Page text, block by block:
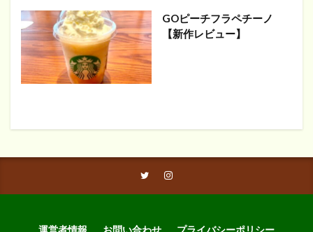
GOピーチフラペチーノ
【新作レビュー】
運営者情報 お問い合わせ プライバシーポリシー